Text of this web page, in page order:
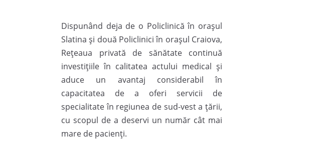
Dispunând deja de o Policlinică în orașul
Slatina și două Policlinici în orașul Craiova,
Rețeaua privată de sănătate continuă
investițiile în calitatea actului medical și
aduce un avantaj considerabil în
capacitatea de a oferi servicii de
specialitate în regiunea de sud-vest a țării,
cu scopul de a deservi un număr cât mai
mare de pacienți.